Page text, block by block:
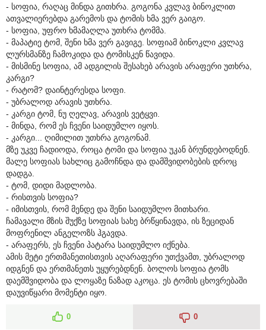
- სოფია, რაღაც მინდა გითხრა. გოგონა კვლავ ბინოკლით
ათვალიერებდა გარემოს და ტომის ხმა ვერ გაიგო.
- სოფია, უფრო ხმამაღლა უთხრა ტომმა.
- მაპატიე ტომ, შენი ხმა ვერ გავიგე. სოფიამ ბინოკლი კვლავ
ლურსმანზე ჩამოკიდა და ტომისკენ წავიდა.
- მისმინე სოფია, ამ ადგილის შესახებ არავის არაფერი უთხრა,
კარგი?
- რატომ? დაინტერესდა სოფი.
- უბრალოდ არავის უთხრა.
- კარგი ტომ, ნუ ღელავ, არავის ვეტყვი.
- მინდა, რომ ეს ჩვენი საიდუმლო იყოს.
- კარგი... ღიმილით უთხრა გოგონამ.
მზე უკვე ჩადიოდა, როცა ტომი და სოფია უკან ბრუნდებოდნენ.
მალე სოფიას სახლიც გამოჩნდა და დამშვიდობების დროც
დადგა.
- ტომ, დიდი მადლობა.
- რისთვის სოფია?
- იმისთვის, რომ მენდე და შენი საიდუმლო მითხარი.
ჩამავალი მზის შუქზე სოფიას სახე ბრწყინავდა, ის ზეციდან
მოფრენილ ანგელოზს ჰგავდა.
- არაფერს, ეს ჩვენი პატარა საიდუმლო იქნება.
ამის მეტი ერთმანეთისთვის აღარაფერი უთქვამთ, უბრალოდ
იდგნენ და ერთმანეთს უყურებდნენ. ბოლოს სოფია ტომს
დაემშვიდობა და ლოყაზე ნაზად აკოცა. ეს ტომის ცხოვრებაში
დაუვიწყარი მომენტი იყო.
0 0